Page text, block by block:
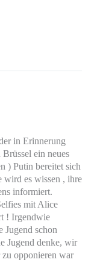
in Erinnerung
ein neues
) Putin bereitet sich
wird es wissen , ihre
informiert.
mit Alice
! Irgendwie
Jugend schon
Jugend denke, wir
opponieren war